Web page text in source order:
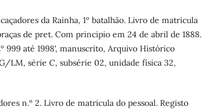
da Rainha, 1º batalhão. Livro de matricula
de pret. Com principio em 24 de abril de 1888.
999 até 1998', manuscrito, Arquivo Histórico
LM, série C, subsérie 02, unidade física 32,
n.º 2. Livro de matricula do pessoal. Registo